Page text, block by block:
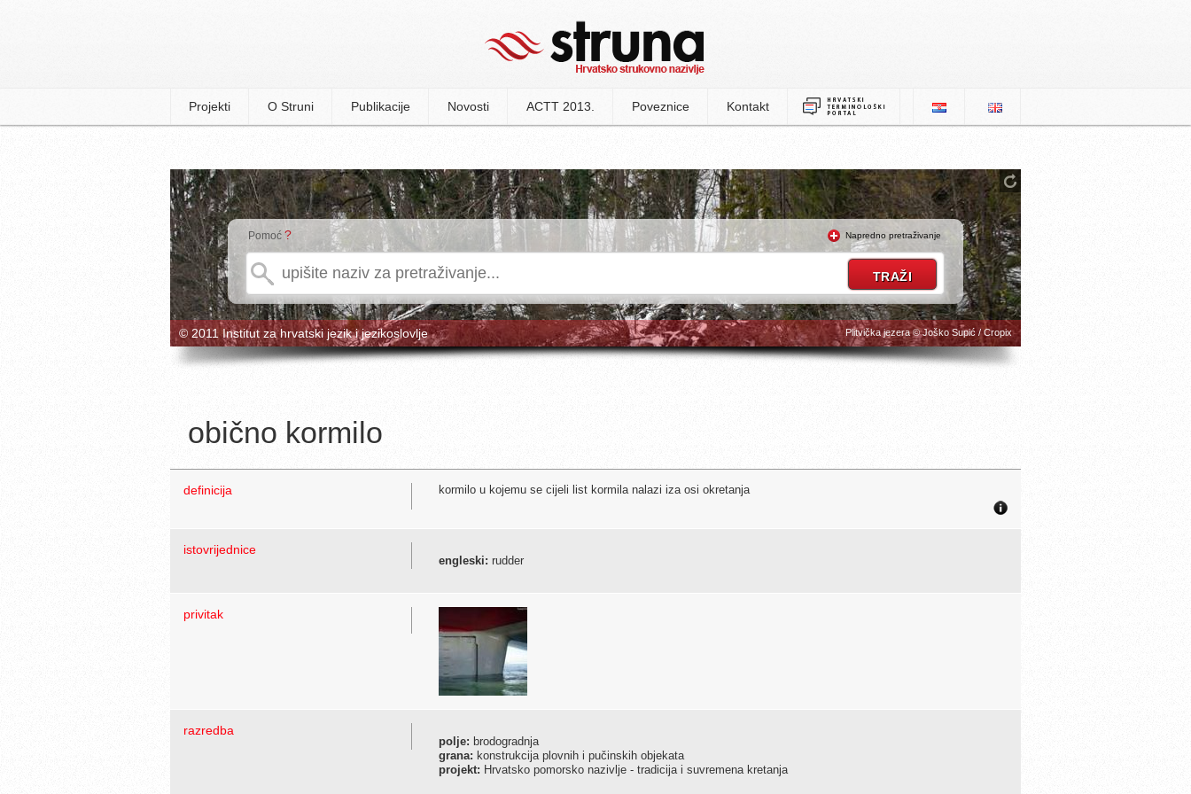
Projekti O Struni Publikacije Novosti ACTT 2013. Poveznice Kontakt
Pomoć ? Napredno pretraživanje
© 2011 Institut za hrvatski jezik i jezikoslovlje Plitvička jezera © Joško Supić / Cropix
obično kormilo
definicija kormilo u kojemu se cijeli list kormila nalazi iza osi okretanja
istovrijednice
engleski: rudder
privitak
razredba
polje: brodogradnja
grana: konstrukcija plovnih i pučinskih objekata
projekt: Hrvatsko pomorsko nazivlje - tradicija i suvremena kretanja